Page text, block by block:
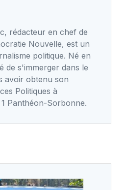
rédacteur en chef de
Nouvelle, est un
politique. Né en
de s'immerger dans le
avoir obtenu son
Politiques à
Panthéon-Sorbonne.